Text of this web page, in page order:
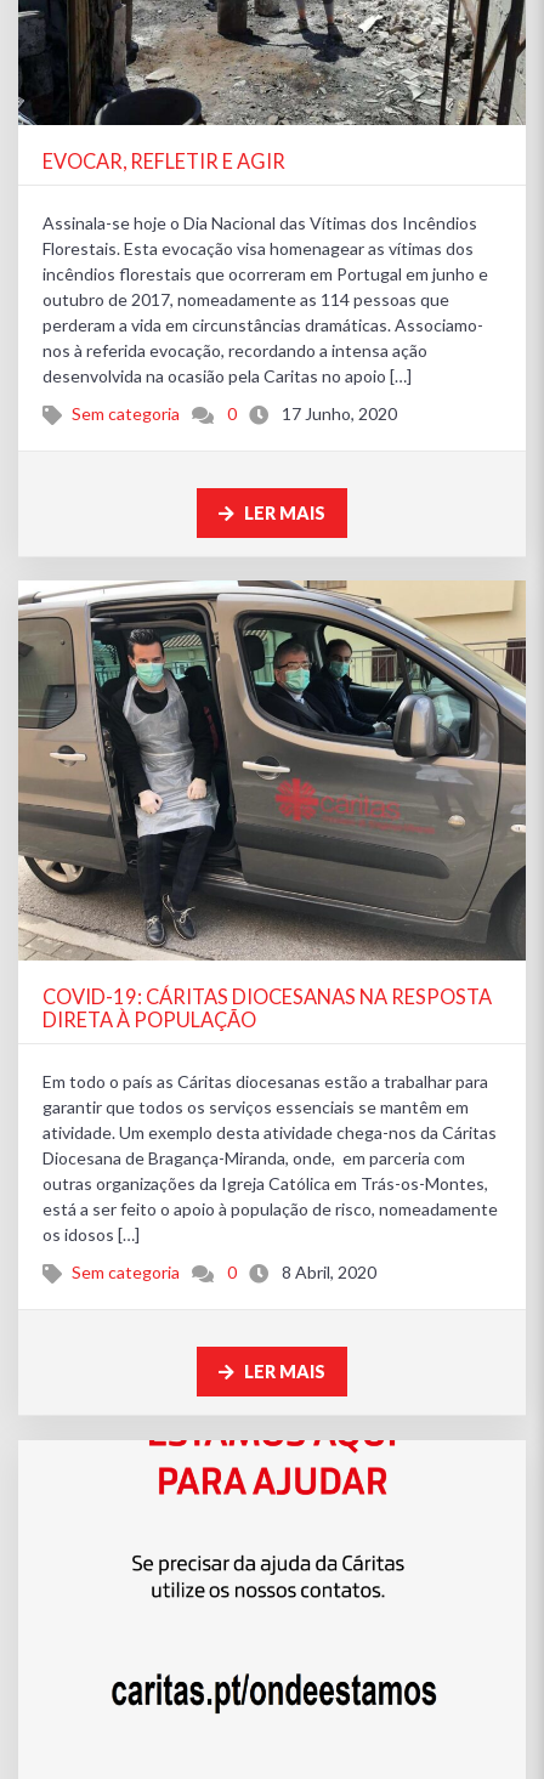
EVOCAR, REFLETIR E AGIR
Assinala-se hoje o Dia Nacional das Vítimas dos Incêndios
Florestais. Esta evocação visa homenagear as vítimas dos
incêndios florestais que ocorreram em Portugal em junho e
outubro de 2017, nomeadamente as 114 pessoas que
perderam a vida em circunstâncias dramáticas. Associamo-
nos à referida evocação, recordando a intensa ação
desenvolvida na ocasião pela Caritas no apoio […]
Sem categoria
0 17 Junho, 2020
LER MAIS
COVID-19: CÁRITAS DIOCESANAS NA RESPOSTA
DIRETA À POPULAÇÃO
Em todo o país as Cáritas diocesanas estão a trabalhar para
garantir que todos os serviços essenciais se mantêm em
atividade. Um exemplo desta atividade chega-nos da Cáritas
Diocesana de Bragança-Miranda, onde, em parceria com
outras organizações da Igreja Católica em Trás-os-Montes,
está a ser feito o apoio à população de risco, nomeadamente
os idosos […]
Sem categoria
0 8 Abril, 2020
LER MAIS